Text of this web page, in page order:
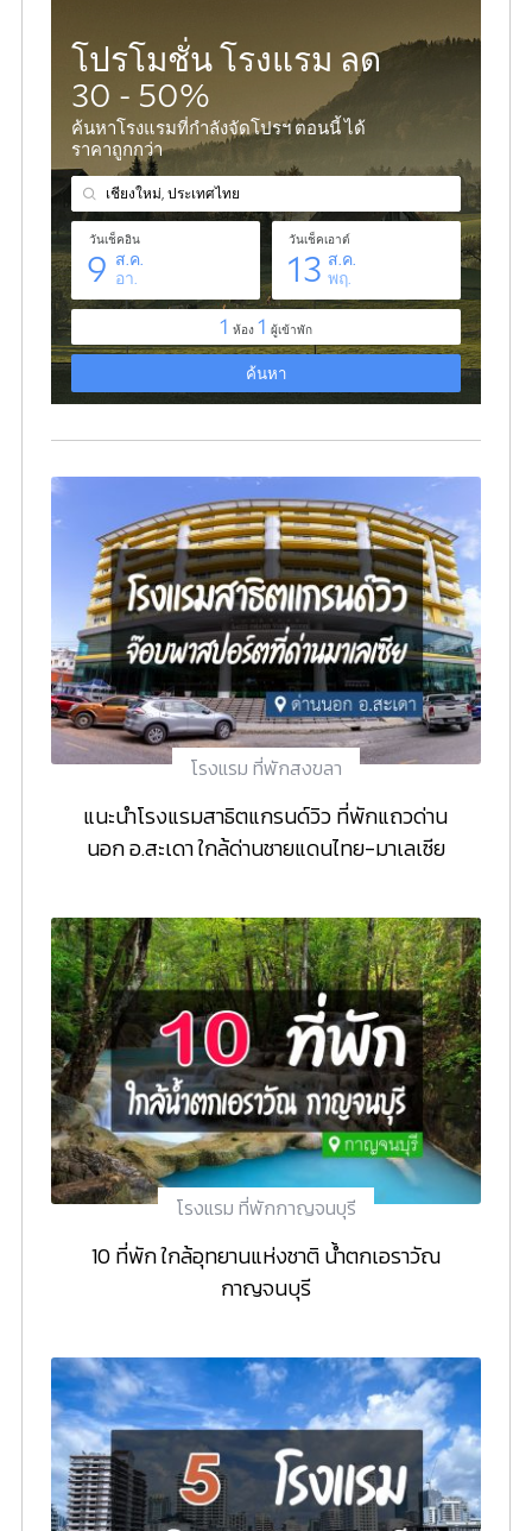
โรงแรม ที่พักสงขลา
แนะนำโรงแรมสาธิตแกรนด์วิว ที่พักแถวด่าน
นอก อ.สะเดา ใกล้ด่านชายแดนไทย-มาเลเซีย
โรงแรม ที่พักกาญจนบุรี
10 ที่พัก ใกล้อุทยานแห่งชาติ น้ำตกเอราวัณ
กาญจนบุรี